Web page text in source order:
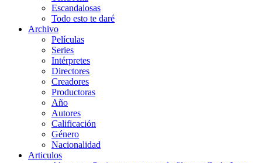
Escandalosas
Todo esto te daré
Archivo
Películas
Series
Intérpretes
Directores
Creadores
Productoras
Año
Autores
Calificación
Género
Nacionalidad
Articulos